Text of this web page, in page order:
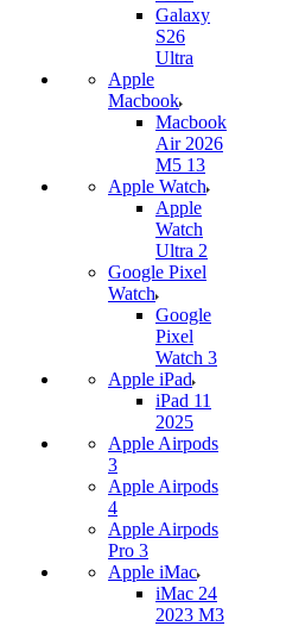
Galaxy
S26
Ultra
Apple
Macbook
Macbook
Air 2026
M5 13
Apple Watch
Apple
Watch
Ultra 2
Google Pixel
Watch
Google
Pixel
Watch 3
Apple iPad
iPad 11
2025
Apple Airpods
3
Apple Airpods
4
Apple Airpods
Pro 3
Apple iMac
iMac 24
2023 M3